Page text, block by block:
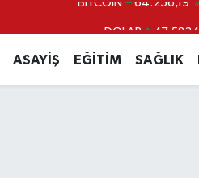
ASAYİŞ EĞİTİM SAĞLIK